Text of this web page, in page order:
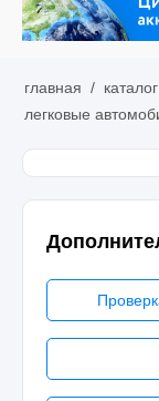
главная / каталог
легковые